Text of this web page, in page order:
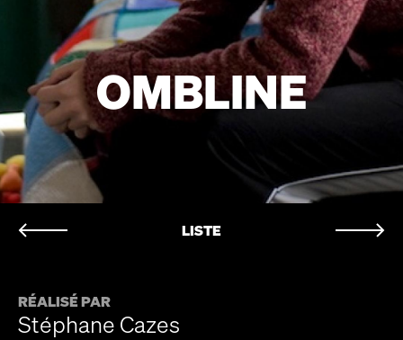
OMBLINE
LISTE
RÉALISÉ PAR
Stéphane Cazes